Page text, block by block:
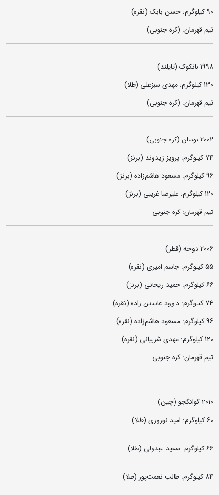
90 کیلوگرم: حسن بابک (نقره)
تیم قهرمان: (کره جنوبی)
1998 بانکوک (تایلند)
130 کیلوگرم: مهدی سبزعلی (طلا)
تیم قهرمان: (کره جنوبی)
2002 بوسان (کره جنوبی)
74 کیلوگرم: پرویز زیدوند (برنز)
96 کیلوگرم: مسعود هاشم‌زاده (برنز)
120 کیلوگرم: علیرضا غریبی (برنز)
تیم قهرمان: کره جنوبی
2006 دوحه (قطر)
55 کیلوگرم: جاسم امیری (نقره)
66 کیلوگرم: حمید ریحانی (برنز)
74 کیلوگرم: داوود عابدین زاده (نقره)
96 کیلوگرم: مسعود هاشم‌زاده (نقره)
120 کیلوگرم: مهدی شربیانی (نقره)
تیم قهرمان: کره جنوبی
2010 گوانگجو (چین)
60 کیلوگرم: امید نوروزی (طلا)
66 کیلوگرم: سعید عبدولی (طلا)
84 کیلوگرم: طالب نعمت‌پور (طلا)